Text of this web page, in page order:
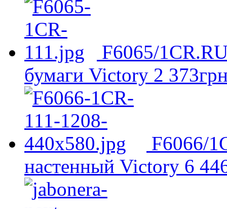
F6065/
бумаги Victory 2 373
F6066/
настенный Victory 6